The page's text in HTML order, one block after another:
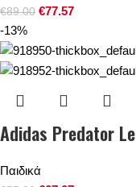
€89.00 €77.57
-13%
Adidas Predator
Παιδικά